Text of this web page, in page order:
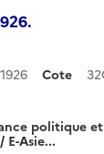
Cote
politique et
Asie...